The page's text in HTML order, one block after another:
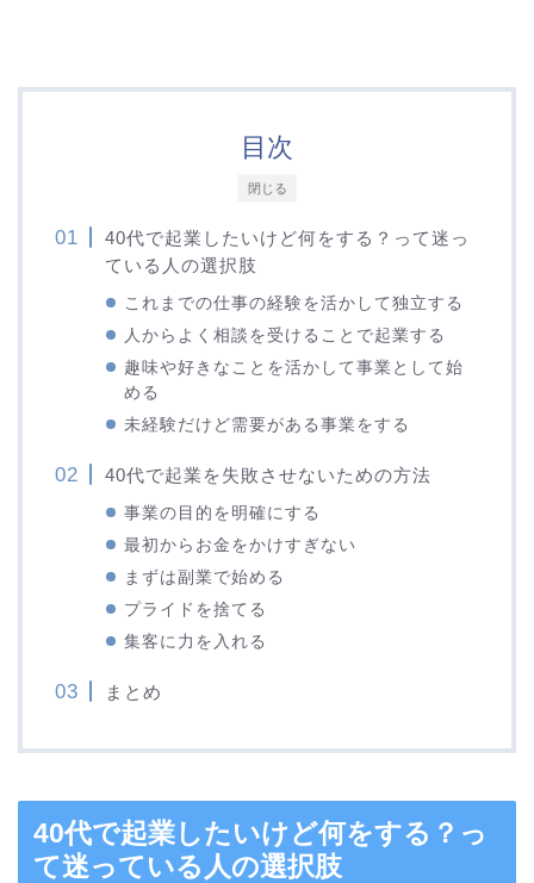
閉じる
目次
40代で起業したいけど何をする？って迷っ
ている人の選択肢
これまでの仕事の経験を活かして独立する
人からよく相談を受けることで起業する
趣味や好きなことを活かして事業として始
める
未経験だけど需要がある事業をする
40代で起業を失敗させないための方法
事業の目的を明確にする
最初からお金をかけすぎない
まずは副業で始める
プライドを捨てる
集客に力を入れる
まとめ
40代で起業したいけど何をする？っ
て迷っている人の選択肢